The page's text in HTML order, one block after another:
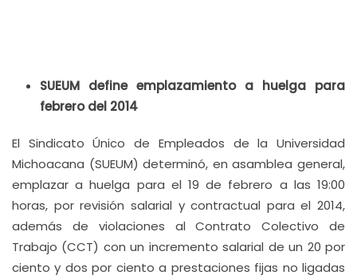
SUEUM define emplazamiento a huelga para
febrero del 2014
El Sindicato Único de Empleados de la Universidad
Michoacana (SUEUM) determinó, en asamblea general,
emplazar a huelga para el 19 de febrero a las 19:00
horas, por revisión salarial y contractual para el 2014,
además de violaciones al Contrato Colectivo de
Trabajo (CCT) con un incremento salarial de un 20 por
ciento y dos por ciento a prestaciones fijas no ligadas